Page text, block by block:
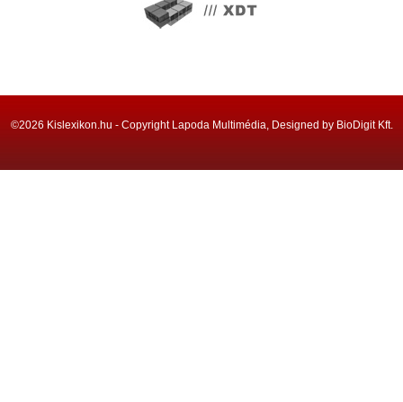
©2026 Kislexikon.hu - Copyright Lapoda Multimédia, Designed by BioDigit Kft.